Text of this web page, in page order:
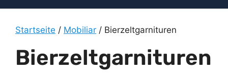
Startseite / Mobiliar / Bierzeltgarnituren
Bierzeltgarnituren